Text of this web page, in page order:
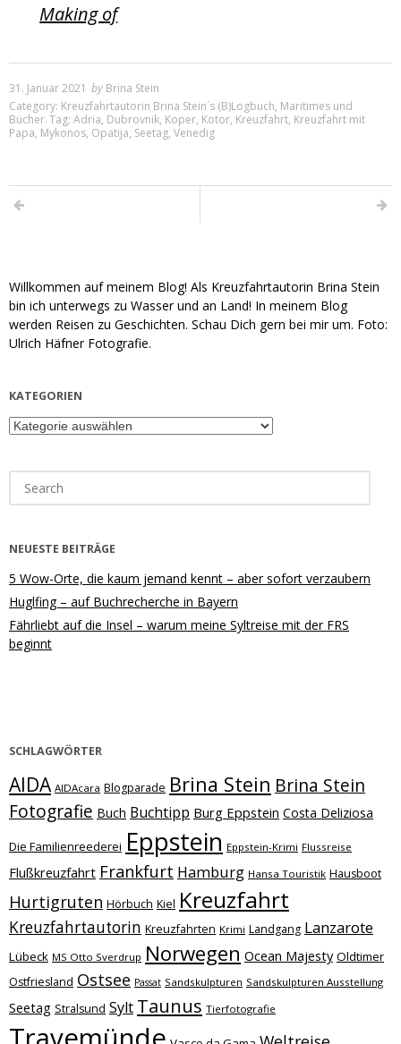
Making of
31. Januar 2021 by Brina Stein
Category: Kreuzfahrtautorin Brina Stein´s (B)Logbuch, Maritimes und
Bücher.Tag: Adria, Dubrovnik, Koper, Kotor, Kreuzfahrt, Kreuzfahrt mit
Papa, Mykonos, Opatija, Seetag, Venedig
Willkommen auf meinem Blog! Als Kreuzfahrtautorin Brina Stein
bin ich unterwegs zu Wasser und an Land! In meinem Blog
werden Reisen zu Geschichten. Schau Dich gern bei mir um. Foto:
Ulrich Häfner Fotografie.
KATEGORIEN
Kategorien
for:
NEUESTE BEITRÄGE
5 Wow-Orte, die kaum jemand kennt – aber sofort verzaubern
Huglfing – auf Buchrecherche in Bayern
Fährliebt auf die Insel – warum meine Syltreise mit der FRS
beginnt
SCHLAGWÖRTER
AIDA AIDAcara Blogparade Brina Stein Brina Stein
Fotografie Buch Buchtipp Burg Eppstein Costa Deliziosa
Die Familienreederei Eppstein Eppstein-Krimi Flussreise
Flußkreuzfahrt Frankfurt Hamburg Hansa Touristik Hausboot
Hurtigruten Hörbuch Kiel Kreuzfahrt
Kreuzfahrtautorin Kreuzfahrten Krimi Landgang Lanzarote
Lübeck MS Otto Sverdrup Norwegen Ocean Majesty Oldtimer
Ostfriesland Ostsee Passat Sandskulpturen Sandskulpturen Ausstellung
Seetag Stralsund Sylt Taunus Tierfotografie